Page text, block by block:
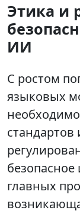
Этика и
ИИ
С ростом
языковых
главных